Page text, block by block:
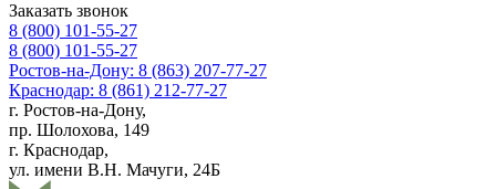
Заказать звонок
8 (800) 101-55-27
8 (800) 101-55-27
Ростов-на-Дону: 8 (863) 207-77-27
Краснодар: 8 (861) 212-77-27
г. Ростов-на-Дону,
пр. Шолохова, 149
г. Краснодар,
ул. имени В.Н. Мачуги, 24Б